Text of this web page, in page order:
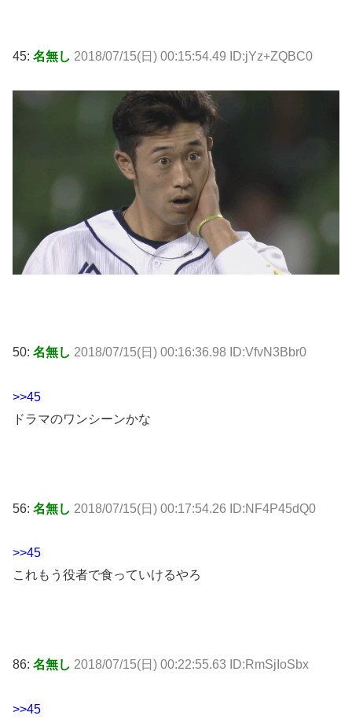
45: 名無し 2018/07/15(日) 00:15:54.49 ID:jYz+ZQBC0
50: 名無し 2018/07/15(日) 00:16:36.98 ID:VfvN3Bbr0
>>45
ドラマのワンシーンかな
56: 名無し 2018/07/15(日) 00:17:54.26 ID:NF4P45dQ0
>>45
これもう役者で食っていけるやろ
86: 名無し 2018/07/15(日) 00:22:55.63 ID:RmSjIoSbx
>>45